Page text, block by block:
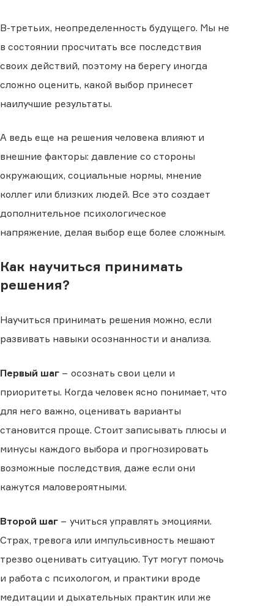
В-третьих, неопределенность будущего. Мы не
в состоянии просчитать все последствия
своих действий, поэтому на берегу иногда
сложно оценить, какой выбор принесет
наилучшие результаты.
А ведь еще на решения человека влияют и
внешние факторы: давление со стороны
окружающих, социальные нормы, мнение
коллег или близких людей. Все это создает
дополнительное психологическое
напряжение, делая выбор еще более сложным.
Как научиться принимать
решения?
Научиться принимать решения можно, если
развивать навыки осознанности и анализа.
Первый шаг − осознать свои цели и
приоритеты. Когда человек ясно понимает, что
для него важно, оценивать варианты
становится проще. Стоит записывать плюсы и
минусы каждого выбора и прогнозировать
возможные последствия, даже если они
кажутся маловероятными.
Второй шаг − учиться управлять эмоциями.
Страх, тревога или импульсивность мешают
трезво оценивать ситуацию. Тут могут помочь
и работа с психологом, и практики вроде
медитации и дыхательных практик или же